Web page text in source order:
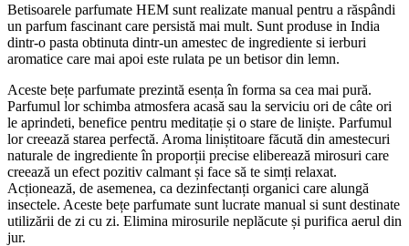
Betisoarele parfumate HEM sunt realizate manual pentru a răspândi
un parfum fascinant care persistă mai mult. Sunt produse in India
dintr-o pasta obtinuta dintr-un amestec de ingrediente si ierburi
aromatice care mai apoi este rulata pe un betisor din lemn.
Aceste bețe parfumate prezintă esența în forma sa cea mai pură.
Parfumul lor schimba atmosfera acasă sau la serviciu ori de câte ori
le aprindeti, benefice pentru meditație și o stare de liniște. Parfumul
lor creează starea perfectă. Aroma liniștitoare făcută din amestecuri
naturale de ingrediente în proporții precise eliberează mirosuri care
creează un efect pozitiv calmant și face să te simți relaxat.
Acționează, de asemenea, ca dezinfectanți organici care alungă
insectele. Aceste bețe parfumate sunt lucrate manual si sunt destinate
utilizării de zi cu zi. Elimina mirosurile neplăcute și purifica aerul din
jur.